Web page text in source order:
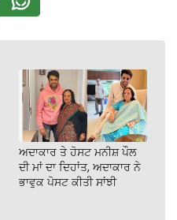
ਅਦਾਕਾਰ ਤੇ ਹੋਸਟ ਮਨੀਸ਼ ਪੌਲ
ਦੀ ਮਾਂ ਦਾ ਦਿਹਾਂਤ, ਅਦਾਕਾਰ ਨੇ
ਭਾਵੁਕ ਪੋਸਟ ਕੀਤੀ ਸਾਂਝੀ